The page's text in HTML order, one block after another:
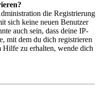
die Registrierung
sich keine neuen Benutzer
auch sein, dass deine IP-
mit dem du dich registrieren
Hilfe zu erhalten, wende dich